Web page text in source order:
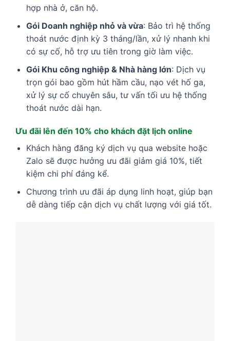
hợp nhà ở, căn hộ.
Gói Doanh nghiệp nhỏ và vừa: Bảo trì hệ thống
thoát nước định kỳ 3 tháng/lần, xử lý nhanh khi
có sự cố, hỗ trợ ưu tiên trong giờ làm việc.
Gói Khu công nghiệp & Nhà hàng lớn: Dịch vụ
trọn gói bao gồm hút hầm cầu, nạo vét hố ga,
xử lý sự cố chuyên sâu, tư vấn tối ưu hệ thống
thoát nước dài hạn.
Ưu đãi lên đến 10% cho khách đặt lịch online
Khách hàng đăng ký dịch vụ qua website hoặc
Zalo sẽ được hưởng ưu đãi giảm giá 10%, tiết
kiệm chi phí đáng kể.
Chương trình ưu đãi áp dụng linh hoạt, giúp bạn
dễ dàng tiếp cận dịch vụ chất lượng với giá tốt.